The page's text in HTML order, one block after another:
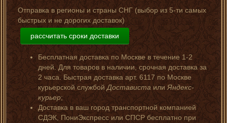
Отправка в регионы и страны СНГ (выбор из 5-ти самых
быстрых и не дорогих доставок)
рассчитать сроки доставки
Бесплатная доставка по Москве в течение 1-2
дней. Для товаров в наличии, срочная доставка за
2 часа. Быстрая доставка арт. 6117 по Москве
курьерской службойДоставистаилиЯндекс-
курьер;
Доставка в ваш город транспортной компанией
СДЭК, ПониЭкспресс или СПСР бесплатно при